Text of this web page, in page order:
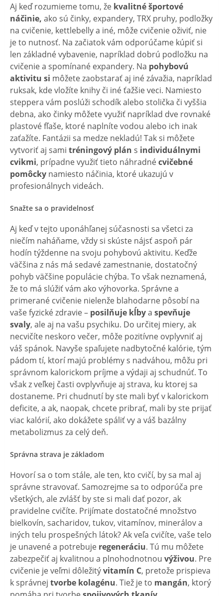
Aj keď rozumieme tomu, že kvalitné športové
náčinie, ako sú činky, expandery, TRX pruhy, podložky
na cvičenie, kettlebelly a iné, môže cvičenie oživiť, nie
je to nutnosť. Na začiatok vám odporúčame kúpiť si
len základné vybavenie, napríklad dobrú podložku na
cvičenie a spomínané expandery. Na pohybovú
aktivitu si môžete zaobstarať aj iné závažia, napríklad
ruksak, kde vložíte knihy či iné ťažšie veci. Namiesto
steppera vám poslúži schodík alebo stolička či vyššia
debna, ako činky môžete využiť napríklad dve rovnaké
plastové fľaše, ktoré naplníte vodou alebo ich inak
zaťažíte. Fantázii sa medze nekladú! Tak si môžete
vytvoriť aj sami tréningový plán s individuálnymi
cvikmi, prípadne využiť tieto náhradnécvičebné
pomôcky namiesto náčinia, ktoré ukazujú v
profesionálnych videách.
Snažte sa o pravidelnosť
Aj keď v tejto uponáhľanej súčasnosti sa všetci za
niečím naháňame, vždy si skúste nájsť aspoň pár
hodín týždenne na svoju pohybovú aktivitu. Keďže
väčšina z nás má sedavé zamestnanie, dostatočný
pohyb väčšine populácie chýba. To však neznamená,
že to má slúžiť vám ako výhovorka. Správne a
primerané cvičenie nielenže blahodarne pôsobí na
vaše fyzické zdravie – posilňuje kĺbya spevňuje
svaly, ale aj na vašu psychiku. Do určitej miery, ak
necvičíte neskoro večer, môže pozitívne ovplyvniť aj
váš spánok. Navyše spaľujete nadbytočné kalórie, tým
pádom tí, ktorí majú problémy s nadváhou, môžu pri
správnom kalorickom príjme a výdaji aj schudnúť. To
však z veľkej časti ovplyvňuje aj strava, ku ktorej sa
dostaneme. Pri chudnutí by ste mali byť v kalorickom
deficite, a ak, naopak, chcete pribrať, mali by ste prijať
viac kalórií, ako dokážete spáliť vy a váš bazálny
metabolizmus za celý deň.
Správna strava je základom
Hovorí sa o tom stále, ale ten, kto cvičí, by sa mal aj
správne stravovať. Samozrejme sa to odporúča pre
všetkých, ale zvlášť by ste si mali dať pozor, ak
pravidelne cvičíte. Prijímate dostatočné množstvo
bielkovín, sacharidov, tukov, vitamínov, minerálov a
iných telu prospešných látok? Ak veľa cvičíte, vaše telo
je unavené a potrebuje regeneráciu. Tú mu môžete
zabezpečiť aj kvalitnou a plnohodnotnou výživou. Pre
cvičenie je veľmi dôležitývitamín C, pretože prispieva
k správnej tvorbe kolagénu. Tiež je to mangán, ktorý